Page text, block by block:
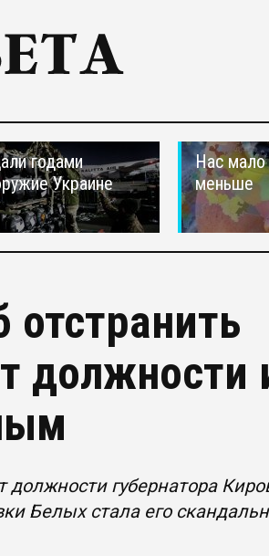
годами
Украине
Нас мало
меньше
должности
губернатора
Белых стала его